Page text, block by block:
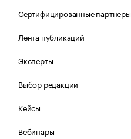
Сертифицированные партнеры
Лента публикаций
Эксперты
Выбор редакции
Кейсы
Вебинары